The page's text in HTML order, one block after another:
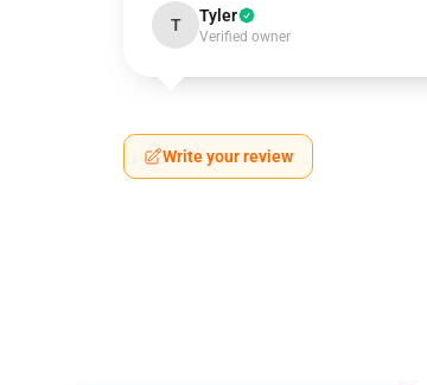
T Tyler
Verified owner
Write your review